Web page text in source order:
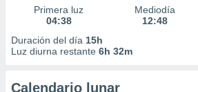
Primera luz
04:38
Mediodía
12:48
Duración del día 15h
Luz diurna restante 6h 32m
Calendario lunar